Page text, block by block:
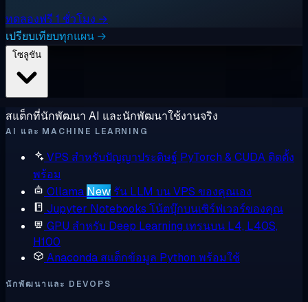
ทดลองฟรี 1 ชั่วโมง →
เปรียบเทียบทุกแผน →
สแต็กที่นักพัฒนา AI และนักพัฒนาใช้งานจริง
AI และ MACHINE LEARNING
VPS สำหรับปัญญาประดิษฐ์ PyTorch & CUDA ติดตั้ง
พร้อม
Ollama New รัน LLM บน VPS ของคุณเอง
Jupyter Notebooks โน้ตบุ๊กบนเซิร์ฟเวอร์ของคุณ
GPU สำหรับ Deep Learning เทรนบน L4, L40S,
H100
Anaconda สแต็กข้อมูล Python พร้อมใช้
นักพัฒนาและ DEVOPS